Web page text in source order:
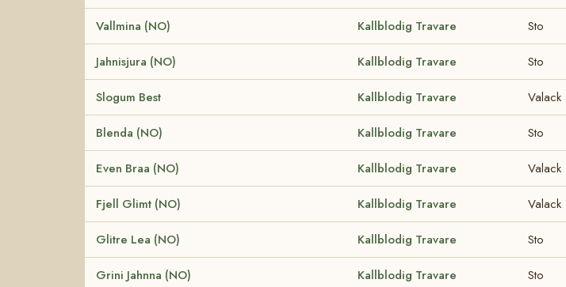
Vallmina (NO) Kallblodig Travare Sto
Jahnisjura (NO) Kallblodig Travare Sto
Slogum Best Kallblodig Travare Valack
Blenda (NO) Kallblodig Travare Sto
Even Braa (NO) Kallblodig Travare Valack
Fjell Glimt (NO) Kallblodig Travare Valack
Glitre Lea (NO) Kallblodig Travare Sto
Grini Jahnna (NO) Kallblodig Travare Sto